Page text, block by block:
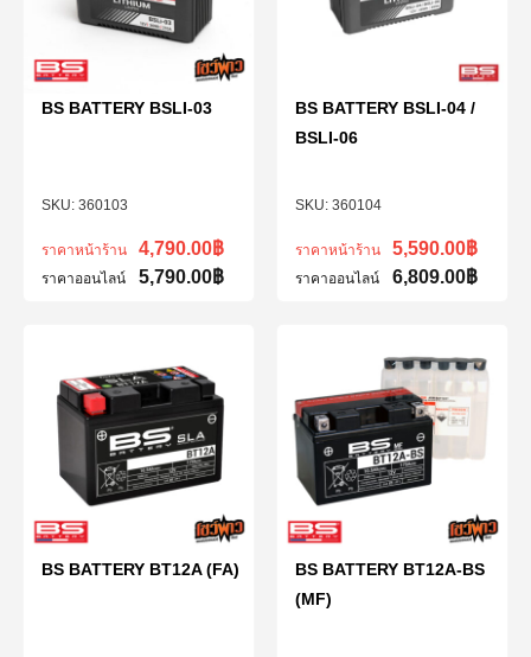
360103
BS BATTERY BSLI-03
ราคาหน้าร้าน 4,790.00฿
ราคาออนไลน์ 5,790.00฿
360104
BS BATTERY BSLI-04 /
BSLI-06
ราคาหน้าร้าน 5,590.00฿
ราคาออนไลน์ 6,809.00฿
BS BATTERY BT12A (FA)
BS BATTERY BT12A-BS
(MF)